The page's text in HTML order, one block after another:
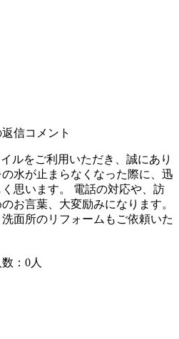
信コメント
ルをご利用いただき、誠にあり
水が止まらなくなった際に、迅
思います。 電話の対応や、訪
お言葉、大変励みになります。
面所のリフォームもご依頼いた
：0人